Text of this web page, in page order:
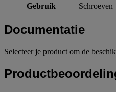
Gebruik
Schroeven
Documentatie
Selecteer je product om de